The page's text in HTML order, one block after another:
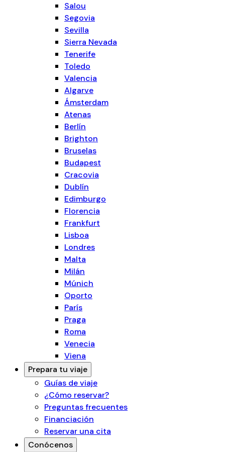
Salou
Segovia
Sevilla
Sierra Nevada
Tenerife
Toledo
Valencia
Algarve
Ámsterdam
Atenas
Berlín
Brighton
Bruselas
Budapest
Cracovia
Dublín
Edimburgo
Florencia
Frankfurt
Lisboa
Londres
Malta
Milán
Múnich
Oporto
París
Praga
Roma
Venecia
Viena
Prepara tu viaje
Guías de viaje
¿Cómo reservar?
Preguntas frecuentes
Financiación
Reservar una cita
Conócenos